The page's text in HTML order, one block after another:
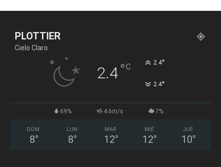
PLOTTIER
Cielo Claro
2.4°C 2.4°
2.4°
69% 4.6m/s 7%
DOM
8°
LUN
8°
MAR
12°
MIÉ
12°
JUE
10°